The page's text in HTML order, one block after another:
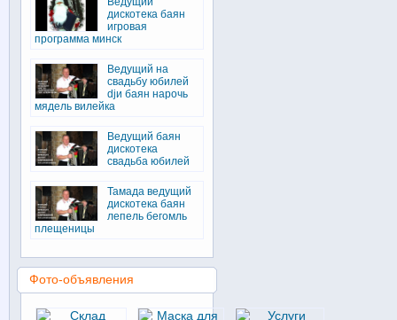
дискотека баян
игровая
программа минск
Ведущий на
свадьбу юбилей
djи баян нарочь
мядель вилейка
Ведущий баян
дискотека
свадьба юбилей
Тамада ведущий
дискотека баян
лепель бегомль
плещеницы
Фото-объявления